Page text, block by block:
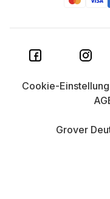
Grover
Cookie-